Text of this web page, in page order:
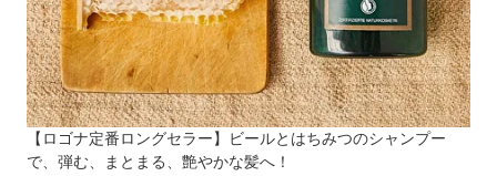
【ロゴナ定番ロングセラー】ビールとはちみつのシャンプー
で、弾む、まとまる、艶やかな髪へ！